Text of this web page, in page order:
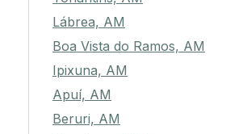
Lábrea, AM
Boa Vista do Ramos, AM
Ipixuna, AM
Apuí, AM
Beruri, AM